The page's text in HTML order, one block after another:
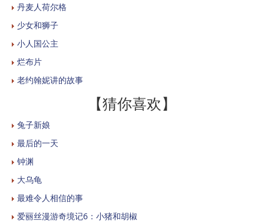
丹麦人荷尔格
少女和狮子
小人国公主
烂布片
老约翰妮讲的故事
【猜你喜欢】
兔子新娘
最后的一天
钟渊
大乌龟
最难令人相信的事
爱丽丝漫游奇境记6：小猪和胡椒